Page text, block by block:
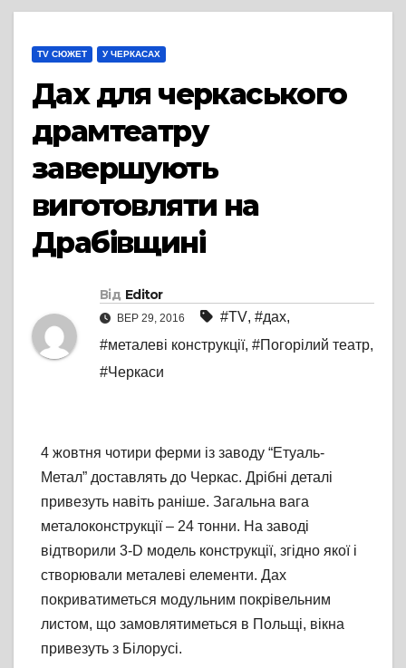
TV СЮЖЕТ У ЧЕРКАСАХ
Дах для черкаського
драмтеатру
завершують
виготовляти на
Драбівщині
Від Editor
ВЕР 29, 2016 #TV, #дах,
#металеві конструкції, #Погорілий театр,
#Черкаси
4 жовтня чотири ферми із заводу “Етуаль-
Метал” доставлять до Черкас. Дрібні деталі
привезуть навіть раніше. Загальна вага
металоконструкції – 24 тонни. На заводі
відтворили 3-D модель конструкції, згідно якої і
створювали металеві елементи. Дах
покриватиметься модульним покрівельним
листом, що замовлятиметься в Польщі, вікна
привезуть з Білорусі.